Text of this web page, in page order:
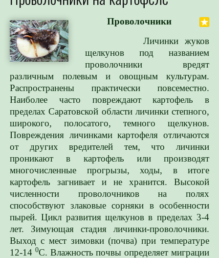
Проволочники
Личинки жуков
щелкунов под названием
проволочники вредят
различным полевым и овощным культурам.
Распространены практически повсеместно.
Наиболее часто повреждают картофель в
пределах Саратовской области личинки степного,
широкого, полосатого, темного щелкунов.
Повреждения личинками картофеля отличаются
от других вредителей тем, что личинки
проникают в картофель или производят
многочисленные прогрызы, ходы, в итоге
картофель загнивает и не хранится. Высокой
численности проволочников на полях
способствуют злаковые сорняки в особенности
пырей. Цикл развития щелкунов в пределах 3-4
лет. Зимующая стадия личинки-проволочники.
Выход с мест зимовки (почва) при температуре
12-14 0С. Влажность почвы определяет миграции